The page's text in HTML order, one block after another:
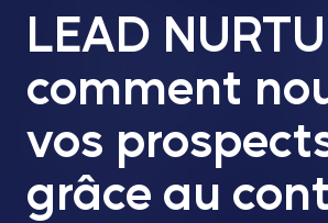
LEAD
comment
vos
grâce au